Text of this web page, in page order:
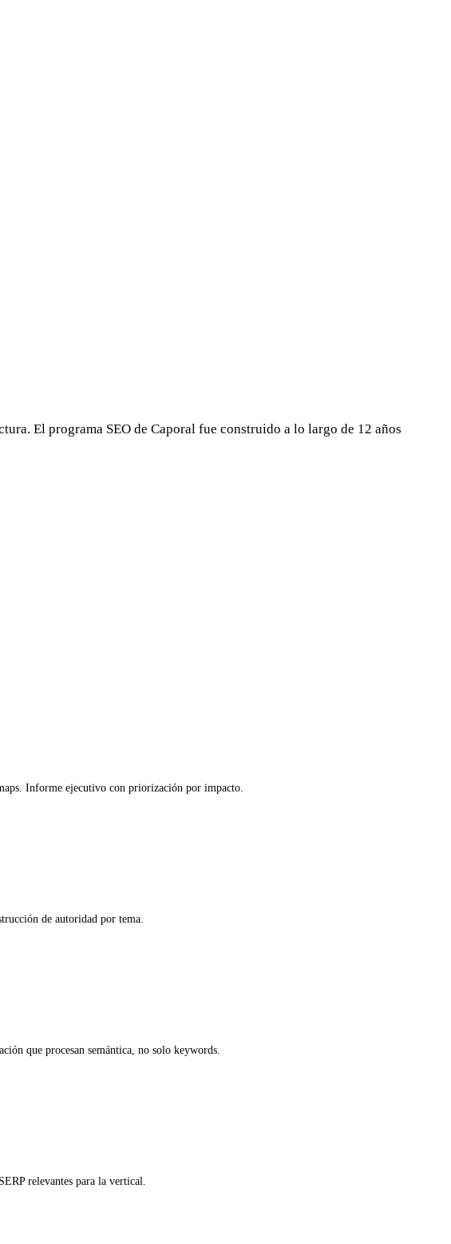
El programa SEO de Caporal fue construido a lo largo de 12 años
Informe ejecutivo con priorización por impacto.
de autoridad por tema.
que procesan semántica, no solo keywords.
relevantes para la vertical.